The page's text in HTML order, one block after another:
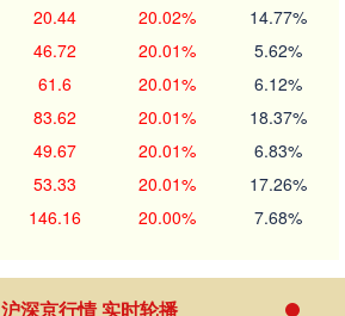
20.44 20.02% 14.77%
46.72 20.01% 5.62%
61.6 20.01% 6.12%
83.62 20.01% 18.37%
49.67 20.01% 6.83%
53.33 20.01% 17.26%
146.16 20.00% 7.68%
沪深京行情 实时轮播